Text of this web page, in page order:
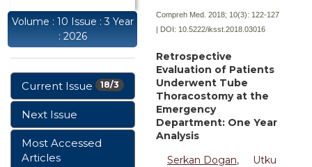
Volume : 10 Issue : 3 Year
: 2026
18/3
Current Issue
Next Issue
Most Accessed
Articles
Compreh Med. 2018; 10(3): 122-127
| DOI: 10.5222/iksst.2018.03016
Retrospective
Evaluation of Patients
Underwent Tube
Thoracostomy at the
Emergency
Department: One Year
Analysis
Serkan Dogan,
Utku